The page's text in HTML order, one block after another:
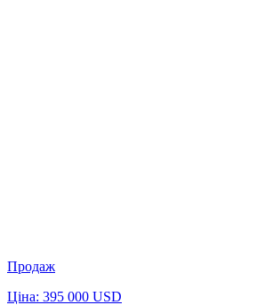
Продаж
Ціна: 395 000 USD